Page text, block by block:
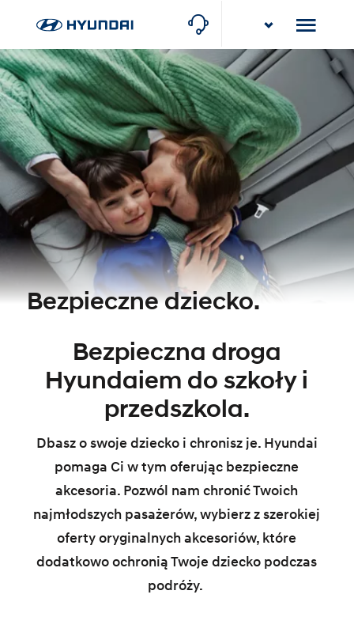
Karlik
Poznań, ul. Torowa 10
Bezpieczne dziecko.
Bezpieczna droga
Hyundaiem do szkoły i
przedszkola.
Dbasz o swoje dziecko i chronisz je. Hyundai
pomaga Ci w tym oferując bezpieczne
akcesoria. Pozwól nam chronić Twoich
najmłodszych pasażerów, wybierz z szerokiej
oferty oryginalnych akcesoriów, które
dodatkowo ochronią Twoje dziecko podczas
podróży.